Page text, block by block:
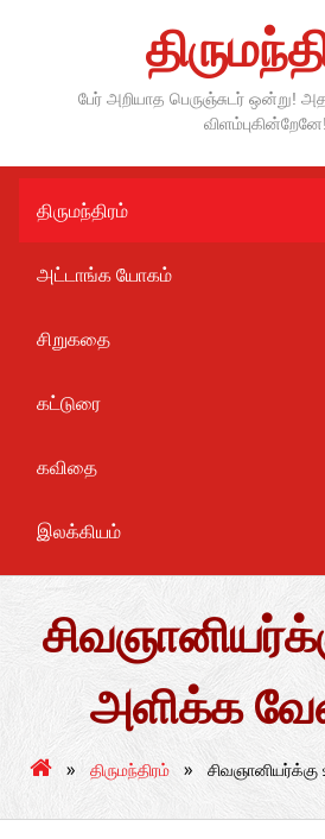
பேர் அறியாத பெருஞ்சுடர் ஒன்று!
விளம்புகின்றேனே!
திருமந்திரம்
அட்டாங்க யோகம்
சிறுகதை
கட்டுரை
கவிதை
இலக்கியம்
அளிக்க
» திருமந்திரம் »